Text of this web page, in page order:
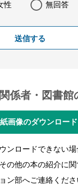
性 無回答
送信する
係者・図書館
画像のダウンロード
ンロードできない
の他の本の紹介に
ン部へご連絡くださ